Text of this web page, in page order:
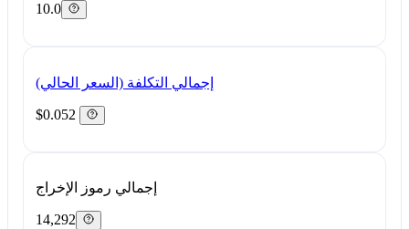
10.0
إجمالي التكلفة (السعر الحالي)
$0.052
إجمالي رموز الإخراج
14,292